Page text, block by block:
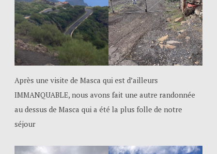
Après une visite de Masca qui est d’ailleurs
IMMANQUABLE, nous avons fait une autre randonnée
au dessus de Masca qui a été la plus folle de notre
séjour